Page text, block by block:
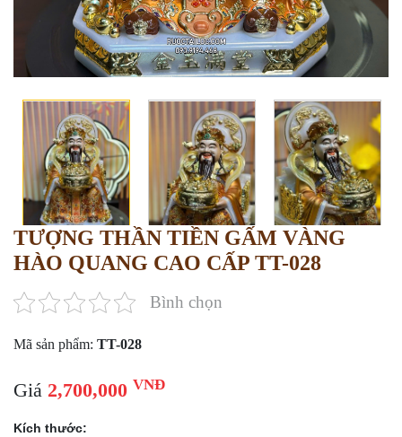
TƯỢNG THẦN TIỀN GẤM VÀNG
HÀO QUANG CAO CẤP TT-028
Bình chọn
Mã sản phẩm: TT-028
Giá 2,700,000 VNĐ
Kích thước: